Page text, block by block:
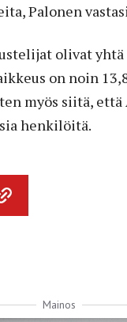
Palonen
olivat
on noin
myös siitä, että
henkilöitä.
Mainos